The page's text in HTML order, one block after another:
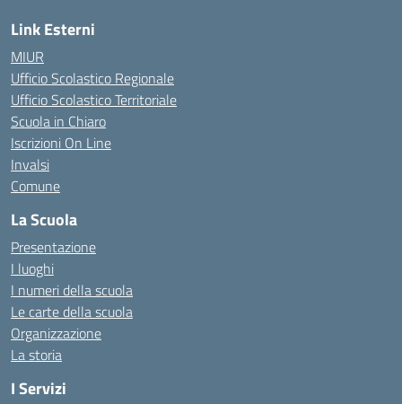
Link Esterni
MIUR
Ufficio Scolastico Regionale
Ufficio Scolastico Territoriale
Scuola in Chiaro
Iscrizioni On Line
Invalsi
Comune
La Scuola
Presentazione
I luoghi
I numeri della scuola
Le carte della scuola
Organizzazione
La storia
I Servizi